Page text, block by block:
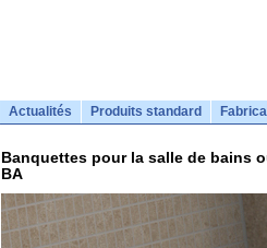
Actualités Produits standard
Banquettes pour la salle de bains
BA